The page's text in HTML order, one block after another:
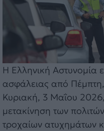
Η Ελληνική Αστυνομία
ασφάλειας από
Κυριακή, 3 Μαΐου
μετακίνηση των
τροχαίων ατυχημάτων